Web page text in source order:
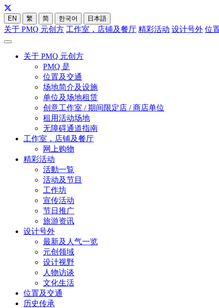
EN 繁 简 한국어 日本語
关于 PMQ 元创方 工作室，店铺及餐厅 精彩活动 设计号外 位
关于 PMQ 元创方
PMQ 是
位置及交通
场地简介及设施
单位及场地租赁
创意工作室 / 期间限定店 / 商店单位
租用活动场地
无障碍通道指南
工作室，店铺及餐厅
网上购物
精彩活动
活動一覧
活动及节目
工作坊
宣传活动
节日推广
旅游资讯
设计号外
最新及人气一览
元创领域
设计视野
人物访谈
文化生活
位置及交通
历史传承